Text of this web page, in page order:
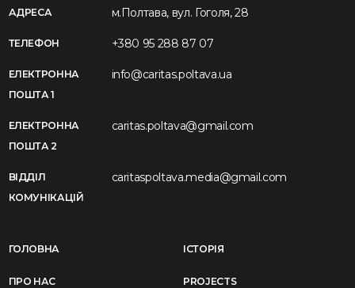
АДРЕСА м.Полтава, вул. Гоголя, 28
ТЕЛЕФОН +380 95 288 87 07
ЕЛЕКТРОННА
ПОШТА 1
info@caritas.poltava.ua
ЕЛЕКТРОННА
ПОШТА 2
caritas.poltava@gmail.com
ВІДДІЛ
КОМУНІКАЦІЙ
caritaspoltava.media@gmail.com
ГОЛОВНА
ПРО НАС
ІСТОРІЯ
PROJECTS